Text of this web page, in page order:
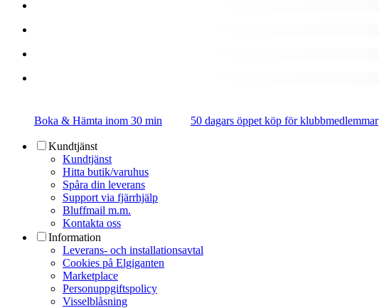
Boka & Hämta inom 30 min 50 dagars öppet köp för klubbmedlemmar
Kundtjänst
Kundtjänst
Hitta butik/varuhus
Spåra din leverans
Support via fjärrhjälp
Bluffmail m.m.
Kontakta oss
Information
Leverans- och installationsavtal
Cookies på Elgiganten
Marketplace
Personuppgiftspolicy
Visselblåsning